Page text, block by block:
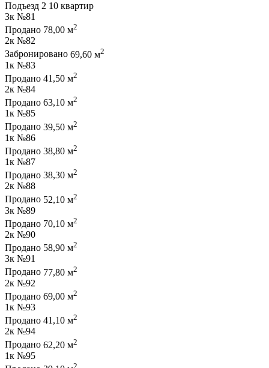
Подъезд 2 10 квартир
3к №81
Продано 78,00 м2
2к №82
Забронировано 69,60 м2
1к №83
Продано 41,50 м2
2к №84
Продано 63,10 м2
1к №85
Продано 39,50 м2
1к №86
Продано 38,80 м2
1к №87
Продано 38,30 м2
2к №88
Продано 52,10 м2
3к №89
Продано 70,10 м2
2к №90
Продано 58,90 м2
3к №91
Продано 77,80 м2
2к №92
Продано 69,00 м2
1к №93
Продано 41,10 м2
2к №94
Продано 62,20 м2
1к №95
2